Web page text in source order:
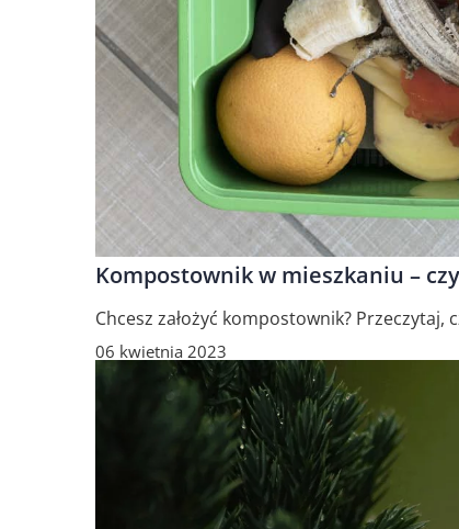
Kompostownik w mieszkaniu –
Chcesz założyć kompostownik? Przeczytaj,
06 kwietnia 2023